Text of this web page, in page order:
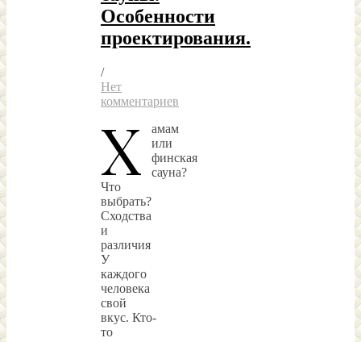
Особенности
проектирования.
/
Нет
комментариев
Х
амам
или
финская
сауна?
Что
выбрать?
Сходства
и
различия
У
каждого
человека
свой
вкус. Кто-
то